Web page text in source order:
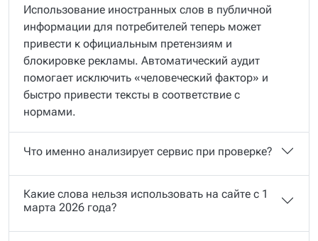
Использование иностранных слов в публичной
информации для потребителей теперь может
привести к официальным претензиям и
блокировке рекламы. Автоматический аудит
помогает исключить «человеческий фактор» и
быстро привести тексты в соответствие с
нормами.
Что именно анализирует сервис при проверке?
Какие слова нельзя использовать на сайте с 1
марта 2026 года?